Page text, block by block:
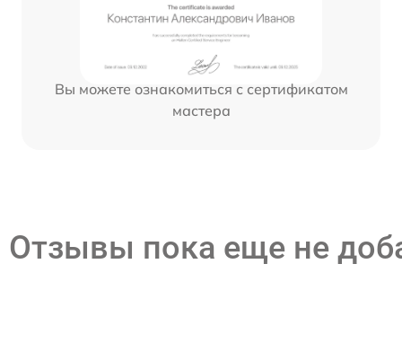
Вы можете ознакомиться с сертификатом
мастера
Отзывы пока еще не